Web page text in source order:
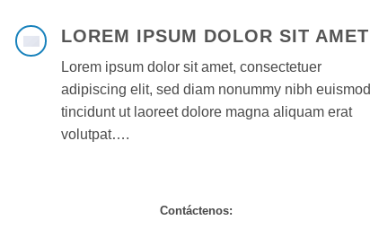
LOREM IPSUM DOLOR SIT AMET
Lorem ipsum dolor sit amet, consectetuer
adipiscing elit, sed diam nonummy nibh euismod
tincidunt ut laoreet dolore magna aliquam erat
volutpat….
Contáctenos: